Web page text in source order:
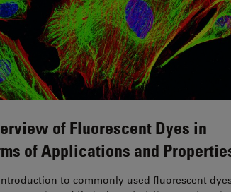
of Fluorescent Dyes in
of Applications and
to commonly used fluorescent